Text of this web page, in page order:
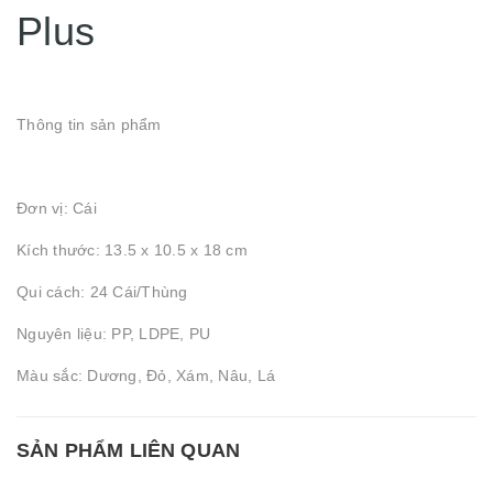
Plus
Thông tin sản phẩm
Đơn vị: Cái
Kích thước: 13.5 x 10.5 x 18 cm
Qui cách: 24 Cái/Thùng
Nguyên liệu: PP, LDPE, PU
Màu sắc: Dương, Đỏ, Xám, Nâu, Lá
SẢN PHẨM LIÊN QUAN